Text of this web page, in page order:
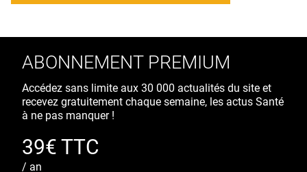
ABONNEMENT PREMIUM
Accédez sans limite aux 30 000 actualités du site et
recevez gratuitement chaque semaine, les actus Santé
à ne pas manquer !
39€ TTC
/ an